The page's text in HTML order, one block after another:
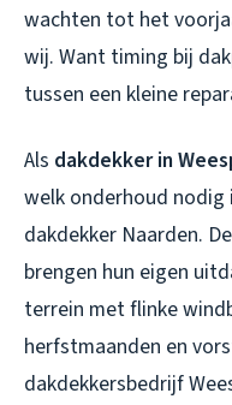
wachten tot het
wij. Want timing bij
tussen een kleine
Als dakdekker in
welk onderhoud nodig
dakdekker Naarden.
brengen hun eigen
terrein met flinke
herfstmaanden en
dakdekkersbedrijf